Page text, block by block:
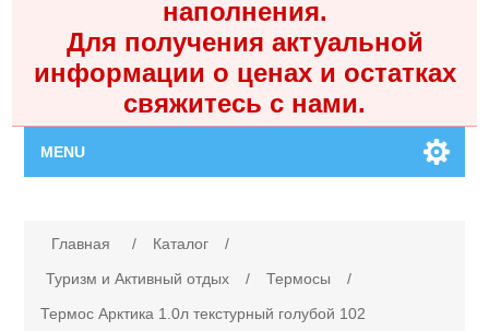
наполнения.
Для получения актуальной
информации о ценах и остатках
свяжитесь с нами.
MENU
Каталог
Главная / Каталог
/
Туризм и Активный отдых
/ Термосы
/
Термос Арктика 1.0л текстурный голубой 102